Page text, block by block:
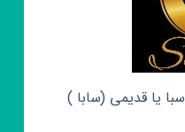
یا قدیمی (سابا )